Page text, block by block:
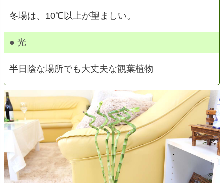
冬場は、10℃以上が望ましい。
● 光
半日陰な場所でも大丈夫な観葉植物